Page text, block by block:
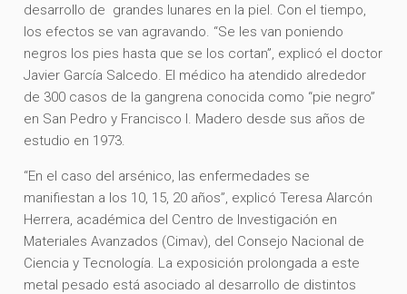
desarrollo de grandes lunares en la piel. Con el tiempo,
los efectos se van agravando. “Se les van poniendo
negros los pies hasta que se los cortan”, explicó el doctor
Javier García Salcedo. El médico ha atendido alrededor
de 300 casos de la gangrena conocida como “pie negro”
en San Pedro y Francisco I. Madero desde sus años de
estudio en 1973.
“En el caso del arsénico, las enfermedades se
manifiestan a los 10, 15, 20 años”, explicó Teresa Alarcón
Herrera, académica del Centro de Investigación en
Materiales Avanzados (Cimav), del Consejo Nacional de
Ciencia y Tecnología. La exposición prolongada a este
metal pesado está asociado al desarrollo de distintos